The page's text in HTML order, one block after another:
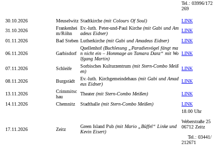
Tel.: 03996/172
269
30.10.2026 Meuselwitz Stadtkirche (mit Colours Of Soul)
LINK
31.10.2026
Frankenhei
m/Röhn
Ev.-luth. Peter-und-Paul Kirche (mit Gabi und Am
adeus Eidner)
LINK
01.11.2026
Bad Steben Lutherkirche (mit Gabi und Amadeus Eidner) LINK
06.11.2026 Garbisdorf
Quellenhof(Buchlesung „Paradiesvögel fängt ma
n nicht ein – Hommage an Tamara Danz“ mit Wo
lfgang Martin)
LINK
07.11.2026 Schleife Sorbisches Kulturzentrum (mit Stern-Combo Meiß
en)
LINK
08.11.2026 Burgstädt Ev.-luth. Kirchgemeindehaus (mit Gabi und Amad
eus Eidner)
LINK
13.11.2026
Crimmitsc
hau
Theater(mit Stern-Combo Meißen)
LINK
14.11.2026
Chemnitz Stadthalle (mit Stern-Combo Meißen) LINK
17.11.2026 Zeitz
Green Island Pub (mit Mario „Büffel“ Linke und
Kevin Eisert)
18.00 Uhr
Weberstraße 25
06712 Zeitz
Tel.: 03441/
212671